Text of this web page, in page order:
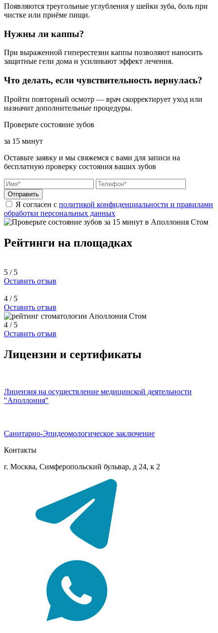
Появляются треугольные углубления у шейки зуба, боль при
чистке или приёме пищи.
Нужны ли каппы?
При выраженной гиперестезии каппы позволяют наносить
защитные гели дома и усиливают эффект лечения.
Что делать, если чувствительность вернулась?
Пройти повторный осмотр — врач скорректирует уход или
назначит дополнительные процедуры.
Проверьте состояние зубов
за 15 минут
Оставьте заявку и мы свяжемся с вами для записи на
бесплатную проверку состояния ваших зубов
Отправить
Я согласен с политикой конфиденциальности и правилами
обработки персональных данных
Рейтинги на площадках
5 / 5
Оставить отзыв
4 / 5
Оставить отзыв
4 / 5
Оставить отзыв
Лицензии и сертификаты
Лицензия на осуществление медицинской деятельности
"Аполлония"
Санитарно-Эпидеомологическое заключение
Контакты
г. Москва, Симферопольский бульвар, д 24, к 2